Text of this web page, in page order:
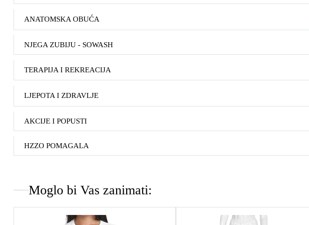
ANATOMSKA OBUĆA
NJEGA ZUBIJU - SOWASH
TERAPIJA I REKREACIJA
LJEPOTA I ZDRAVLJE
AKCIJE I POPUSTI
HZZO POMAGALA
Moglo bi Vas zanimati: